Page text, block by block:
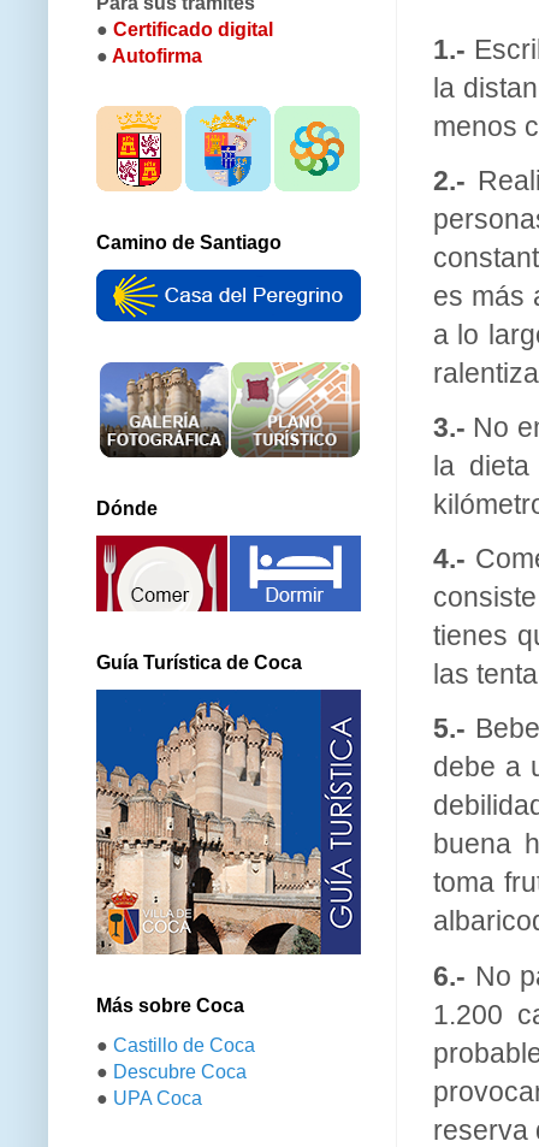
1.-
la
menos
2.-
es más
a lo
3.- No
la
4.-
tienes
las
5.-
debe a
buena
toma
6.- No
1.200
reserva
● Certificado digital
● Autofirma
Camino de Santiago
Dónde
Guía Turística de Coca
Más sobre Coca
● Castillo de Coca
● Descubre Coca
● UPA Coca